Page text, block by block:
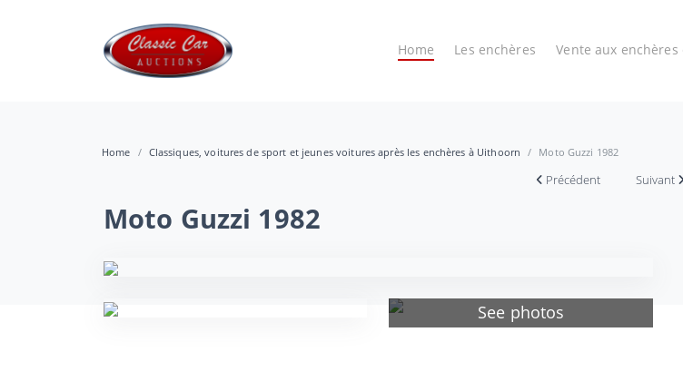
Home Les enchères Vente aux
Home Classiques, voitures de sport et jeunes voitures après les enchères à Uithoorn Moto Guzzi 1982
Précédent Suivant
Moto Guzzi 1982
See photos